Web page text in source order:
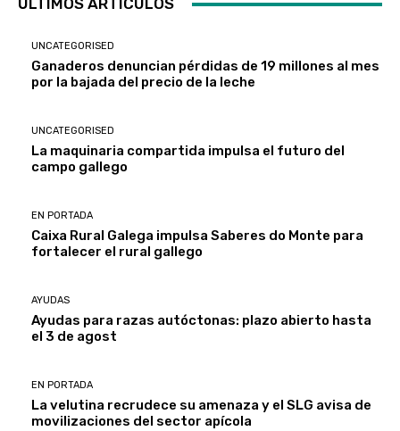
ÚLTIMOS ARTÍCULOS
UNCATEGORISED
Ganaderos denuncian pérdidas de 19 millones al mes
por la bajada del precio de la leche
UNCATEGORISED
La maquinaria compartida impulsa el futuro del
campo gallego
EN PORTADA
Caixa Rural Galega impulsa Saberes do Monte para
fortalecer el rural gallego
AYUDAS
Ayudas para razas autóctonas: plazo abierto hasta
el 3 de agost
EN PORTADA
La velutina recrudece su amenaza y el SLG avisa de
movilizaciones del sector apícola